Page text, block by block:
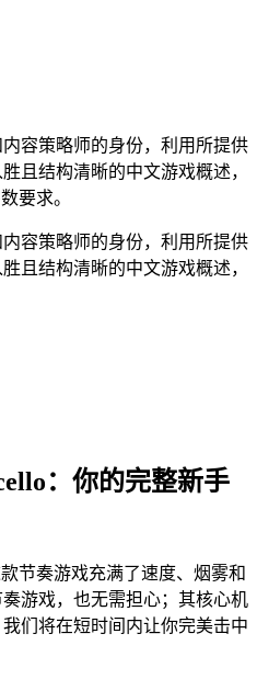
容策略师的身份，利用所提供
且结构清晰的中文游戏概述，
要求。
容策略师的身份，利用所提供
且结构清晰的中文游戏概述，
：你的完整新手
节奏游戏充满了速度、烟雾和
游戏，也无需担心；其核心机
们将在短时间内让你完美击中